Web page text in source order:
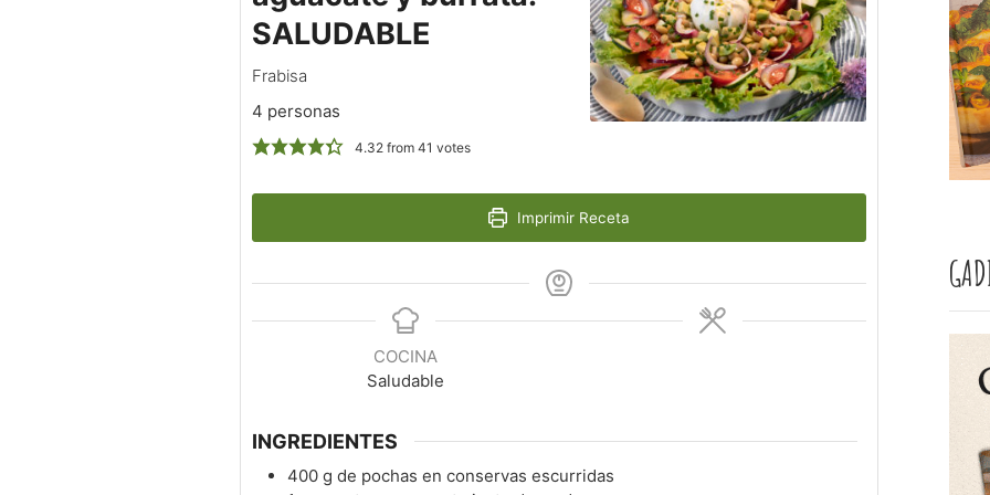
SALUDABLE
Frabisa
4 personas
4.32from 41 votes
Imprimir Receta
COCINA
Saludable
INGREDIENTES
400 g de pochas en conservas escurridas